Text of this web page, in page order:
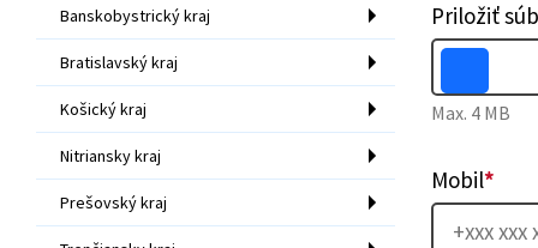
Banskobystrický kraj
Bratislavský kraj
Košický kraj
Nitriansky kraj
Prešovský kraj
Priložiť
Max. 4 MB
Mobil*